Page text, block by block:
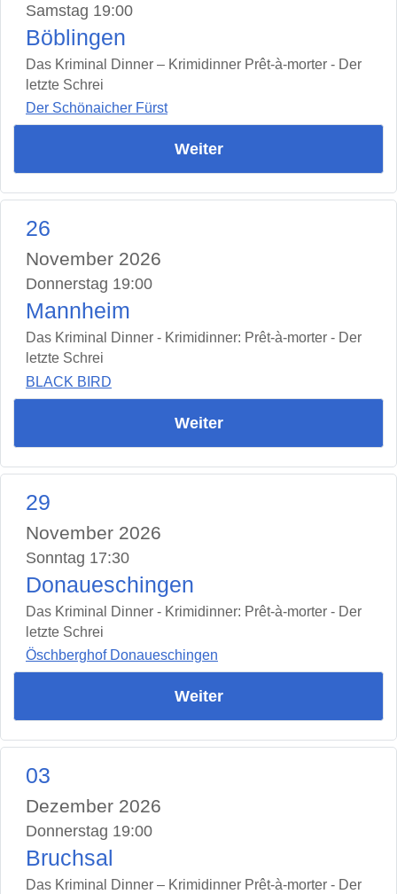
Samstag 19:00
Böblingen
Das Kriminal Dinner – Krimidinner Prêt-à-morter - Der
letzte Schrei
Der Schönaicher Fürst
Weiter
26
November 2026
Donnerstag 19:00
Mannheim
Das Kriminal Dinner - Krimidinner: Prêt-à-morter - Der
letzte Schrei
BLACK BIRD
Weiter
29
November 2026
Sonntag 17:30
Donaueschingen
Das Kriminal Dinner - Krimidinner: Prêt-à-morter - Der
letzte Schrei
Öschberghof Donaueschingen
Weiter
03
Dezember 2026
Donnerstag 19:00
Bruchsal
Das Kriminal Dinner – Krimidinner Prêt-à-morter - Der